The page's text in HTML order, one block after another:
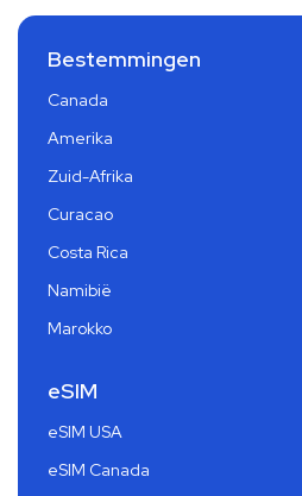
Bestemmingen
Canada
Amerika
Zuid-Afrika
Curacao
Costa Rica
Namibië
Marokko
eSIM
eSIM USA
eSIM Canada